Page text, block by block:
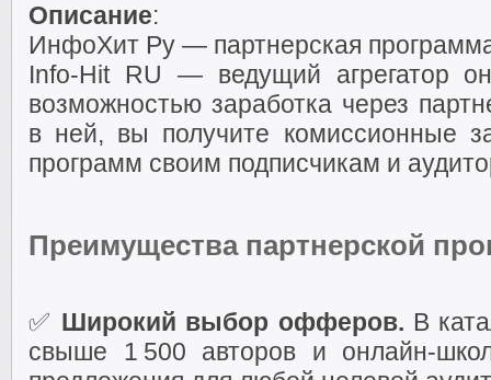
Описание:
ИнфоХит Ру — партнерская
Info-Hit RU — ведущий агрегатор
возможностью заработка через
в ней, вы получите комиссионные
программ своим подписчикам и
Преимущества партнерской
✅ Широкий выбор офферов. В
свыше 1 500 авторов и онлайн-